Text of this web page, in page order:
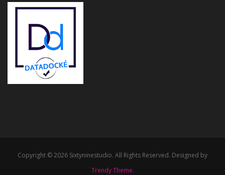
Copyright © 2026 Sixtyninestudio. All Rights Reserved. Designed by
Trendy Theme.